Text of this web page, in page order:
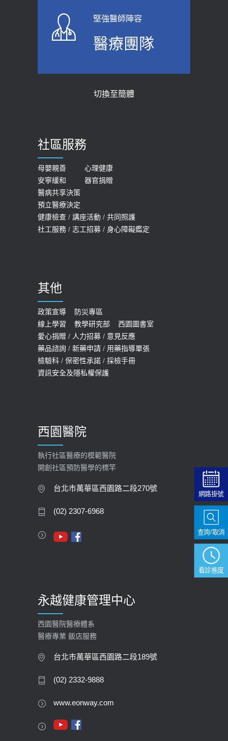
上班常待在冷氣房？小心泌尿道感染
醫示警：1病症嚴重恐喪命
2026-05-21
女性必看國健署公費懶人包！這幾項檢
查完全免費 沒做虧大了
2026-05-14
骨科魏志定主任接受專訪 【年代電視
質密度檢查！醫：注意5重點可逆轉
膝蓋退化有9大部位 骨科醫坦言：不
一定得換人工關節
2019-10-08
20歲迪士尼男星因癲癇猝逝 老人小
孩最好發、醫師點出8大前兆
2019-07-09
預約
2022-01-07
114年【公費流感及新冠疫苗】門診
預約
2025-09-30
【快速肝癌篩檢MRI】新檢查服務
2026-02-06
大吃大喝、肥胖害到膽囊！膽結石、
膽息肉如何處理？
2023-09-27
堅強醫師陣容
醫療團隊
切換至簡體
社區服務
母嬰親善
心理健康
安寧緩和
器官捐贈
醫病共享決策
預立醫療決定
健康檢查 / 講座活動 / 共同照護
社工服務 / 志工招募 / 身心障礙鑑定
其他
政策宣導
防災專區
線上學習
教學研究部
西園圖書室
愛心捐贈 / 人力招募 / 意見反應
藥品諮詢 / 新藥申請 / 用藥指導單張
檢驗科 / 保密性承諾 / 採檢手冊
資訊安全及隱私權保護
西園醫院
執行社區醫療的模範醫院
開創社區預防醫學的標竿
台北市萬華區西園路二段270號
(02) 2307-6968
永越健康管理中心
西園醫院醫療體系
醫療專業 飯店服務
台北市萬華區西園路二段189號
(02) 2332-9888
www.eonway.com
網路掛號
看診進度
查詢/取消